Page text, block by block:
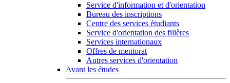
Service d'information et d'orientation
Bureau des inscriptions
Centre des services étudiants
Service d'orientation des filières
Services internationaux
Offres de mentorat
Autres services d'orientation
Avant les études